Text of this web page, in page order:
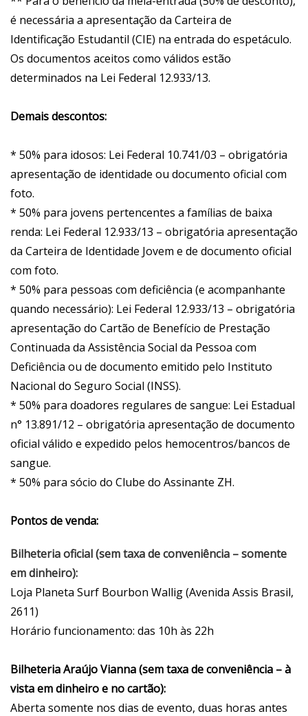
é necessária a apresentação da Carteira de
Identificação Estudantil (CIE) na entrada do espetáculo.
Os documentos aceitos como válidos estão
determinados na Lei Federal 12.933/13.
Demais descontos:
* 50% para idosos: Lei Federal 10.741/03 – obrigatória
apresentação de identidade ou documento oficial com
foto.
* 50% para jovens pertencentes a famílias de baixa
renda: Lei Federal 12.933/13 – obrigatória apresentação
da Carteira de Identidade Jovem e de documento oficial
com foto.
* 50% para pessoas com deficiência (e acompanhante
quando necessário): Lei Federal 12.933/13 – obrigatória
apresentação do Cartão de Benefício de Prestação
Continuada da Assistência Social da Pessoa com
Deficiência ou de documento emitido pelo Instituto
Nacional do Seguro Social (INSS).
* 50% para doadores regulares de sangue: Lei Estadual
n° 13.891/12 – obrigatória apresentação de documento
oficial válido e expedido pelos hemocentros/bancos de
sangue.
* 50% para sócio do Clube do Assinante ZH.
Pontos de venda:
Bilheteria oficial (sem taxa de conveniência – somente
em dinheiro):
Loja Planeta Surf Bourbon Wallig (Avenida Assis Brasil,
2611)
Horário funcionamento: das 10h às 22h
Bilheteria Araújo Vianna (sem taxa de conveniência – à
vista em dinheiro e no cartão):
Aberta somente nos dias de evento, duas horas antes